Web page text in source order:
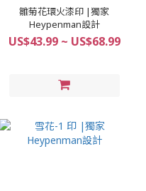
雛菊花環火漆印 |獨家
Heypenman設計
US$43.99 ~ US$68.99